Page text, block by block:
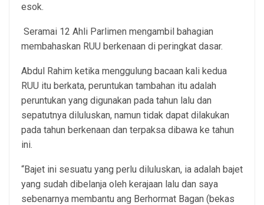
esok.
Seramai 12 Ahli Parlimen mengambil bahagian
membahaskan RUU berkenaan di peringkat dasar.
Abdul Rahim ketika menggulung bacaan kali kedua
RUU itu berkata, peruntukan tambahan itu adalah
peruntukan yang digunakan pada tahun lalu dan
sepatutnya diluluskan, namun tidak dapat dilakukan
pada tahun berkenaan dan terpaksa dibawa ke tahun
ini.
“Bajet ini sesuatu yang perlu diluluskan, ia adalah bajet
yang sudah dibelanja oleh kerajaan lalu dan saya
sebenarnya membantu ang Berhormat Bagan (bekas